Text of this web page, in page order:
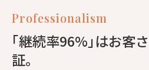
Professionalism
｢継続率96%｣はお客
証。